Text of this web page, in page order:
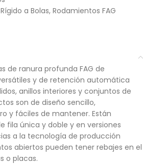
a Bolas, Rodamientos FAG
de ranura profunda FAG de
y de retención automática
anillos interiores y conjuntos de
son de diseño sencillo,
y fáciles de mantener. Están
fila única y doble y en versiones
a la tecnología de producción
abiertos pueden tener rebajes en el
o placas.